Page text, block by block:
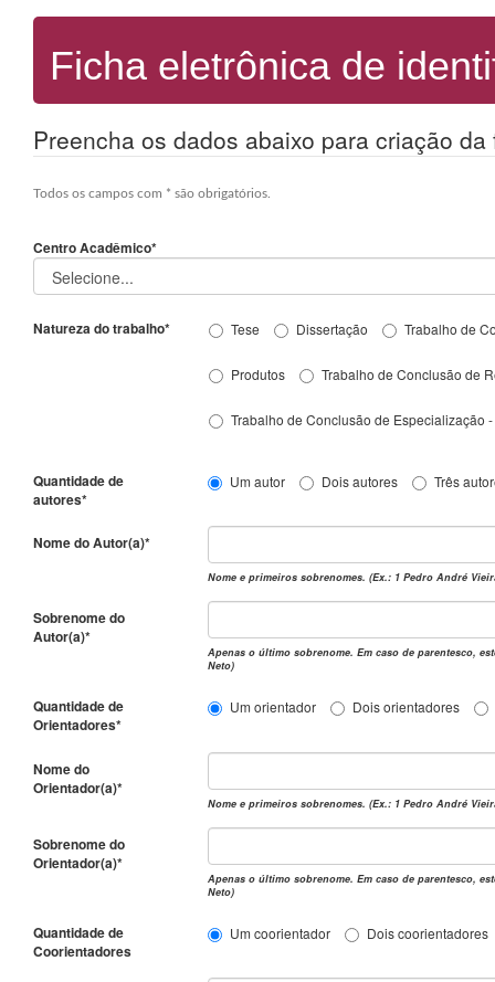
Ficha eletrônica de
Preencha os dados abaixo para criação
Todos os campos com * são obrigatórios.
Centro Acadêmico*
Natureza do trabalho* Tese Dissertação Trabalho de
Produtos Trabalho de Conclusão de
Trabalho de Conclusão de Especialização -
Quantidade de
autores*
Um autor Dois autores Três
Nome do Autor(a)*
Nome e primeiros sobrenomes. (Ex.: 1 Pedro André
Sobrenome do
Autor(a)*
Apenas o último sobrenome. Em caso de parentesco,
Neto)
Quantidade de
Orientadores*
Um orientador Dois orientadores
Nome do
Orientador(a)*
Nome e primeiros sobrenomes. (Ex.: 1 Pedro André
Sobrenome do
Orientador(a)*
Apenas o último sobrenome. Em caso de parentesco,
Neto)
Quantidade de
Coorientadores
Um coorientador Dois coorientadores